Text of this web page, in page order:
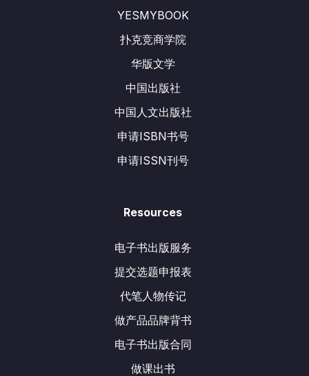
YESMYBOOK
扑克竞商学院
华版文学
中国出版社
中国人文出版社
申请ISBN书号
申请ISSN刊号
Resources
电子书出版服务
提交选题申报表
代笔人物传记
做产品品牌背书
电子书出版合同
做课出书